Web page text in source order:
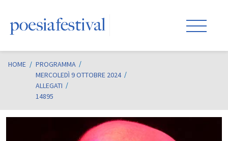
HOME / PROGRAMMA
MERCOLEDÌ 9 OTTOBRE 2024
ALLEGATI
14895